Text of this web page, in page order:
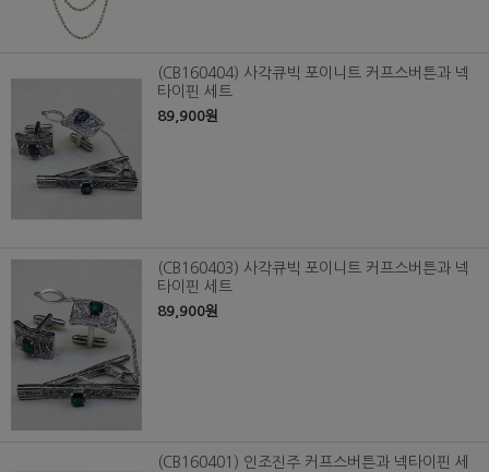
(CB160404) 사각큐빅 포이니트 커프스버튼과 넥
타이핀 세트
89,900원
(CB160403) 사각큐빅 포이니트 커프스버튼과 넥
타이핀 세트
89,900원
(CB160401) 인조진주 커프스버튼과 넥타이핀 세